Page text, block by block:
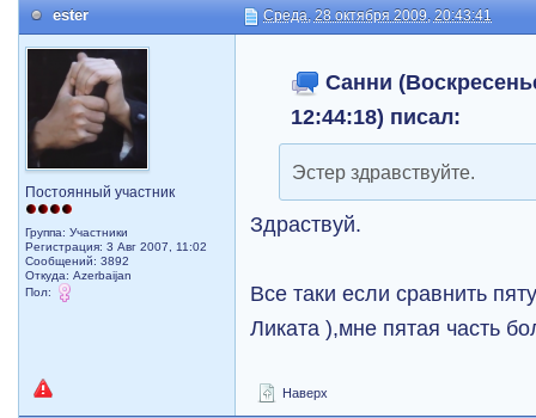
ester Среда, 28 октября 2009, 20:43:41
Постоянный участник
Группа: Участники
Регистрация: 3 Авг 2007, 11:02
Сообщений: 3892
Откуда: Azerbaijan
Пол:
Санни
12:44:18) писал:
Эстер здравствуйте.
Здраствуй.
Все таки если сравнить
Ликата ),мне пятая часть
Наверх